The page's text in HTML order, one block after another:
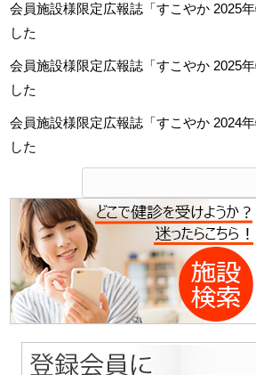
会員施設様限定広報誌「すこやか 2025
した
会員施設様限定広報誌「すこやか 2025
した
会員施設様限定広報誌「すこやか 2024
した